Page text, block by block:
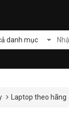
danh mục
Laptop theo hãng